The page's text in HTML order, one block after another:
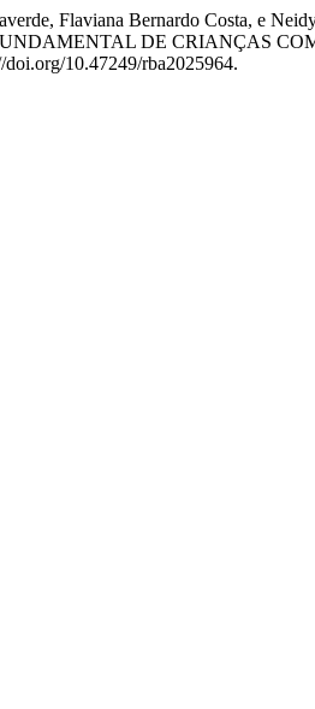
Flaviana Bernardo Costa, e
DE CRIANÇAS
10.47249/rba2025964.